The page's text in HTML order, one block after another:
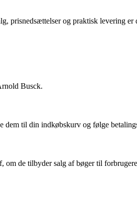
prisnedsættelser og praktisk levering er
Busck.
til din indkøbskurv og følge
om de tilbyder salg af bøger til